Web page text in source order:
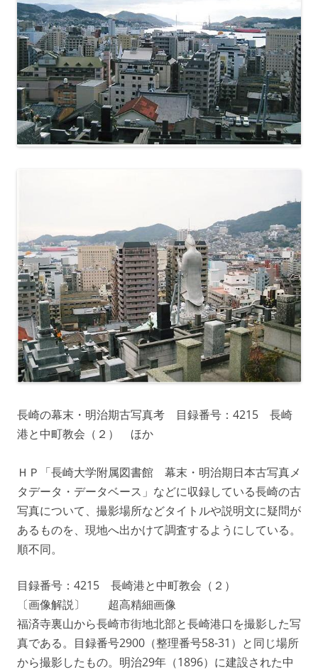
長崎の幕末・明治期古写真考 目録番号：4215 長崎
港と中町教会（２） ほか
ＨＰ「長崎大学附属図書館 幕末・明治期日本古写真メ
タデータ・データベース」などに収録している長崎の古
写真について、撮影場所などタイトルや説明文に疑問が
あるものを、現地へ出かけて調査するようにしている。
順不同。
目録番号：4215 長崎港と中町教会（２）
〔画像解説〕 超高精細画像
福済寺裏山から長崎市街地北部と長崎港口を撮影した写
真である。目録番号2900（整理番号58-31）と同じ場所
から撮影したもの。明治29年（1896）に建設された中